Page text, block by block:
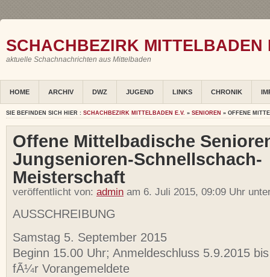
SCHACHBEZIRK MITTELBADEN
aktuelle Schachnachrichten aus Mittelbaden
HOME ARCHIV DWZ JUGEND LINKS CHRONIK
SIE BEFINDEN SICH HIER : SCHACHBEZIRK MITTELBADEN E.V. » SENIOREN » OFFENE
Offene Mittelbadische
Jungsenioren-Schnellschach-
Meisterschaft
veröffentlicht von: admin am 6. Juli 2015, 09:09 Uhr
AUSSCHREIBUNG
Samstag 5. September 2015
Beginn 15.00 Uhr; Anmeldeschluss 5.9.2015
fÃ¼r Vorangemeldete